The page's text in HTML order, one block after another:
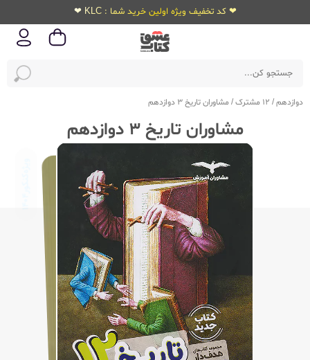
❤ کد تخفیف ویژه اولین خرید شما : KLC ❤
دوازدهم/ 12 مشترک / مشاوران تاریخ 3 دوازدهم
مشاوران تاریخ 3 دوازدهم